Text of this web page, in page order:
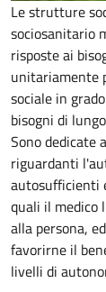
Le strutture
sociosanitario
risposte ai
unitariamente
sociale in
bisogni di
Sono dedicate
riguardanti
autosufficienti
quali il medico
alla persona,
favorirne il
livelli di